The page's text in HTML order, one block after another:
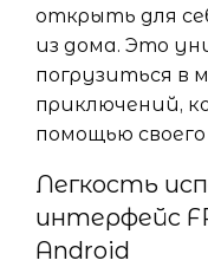
открыть для
из дома. Это
погрузиться в
приключений,
помощью
Легкость
интерфейс
Android